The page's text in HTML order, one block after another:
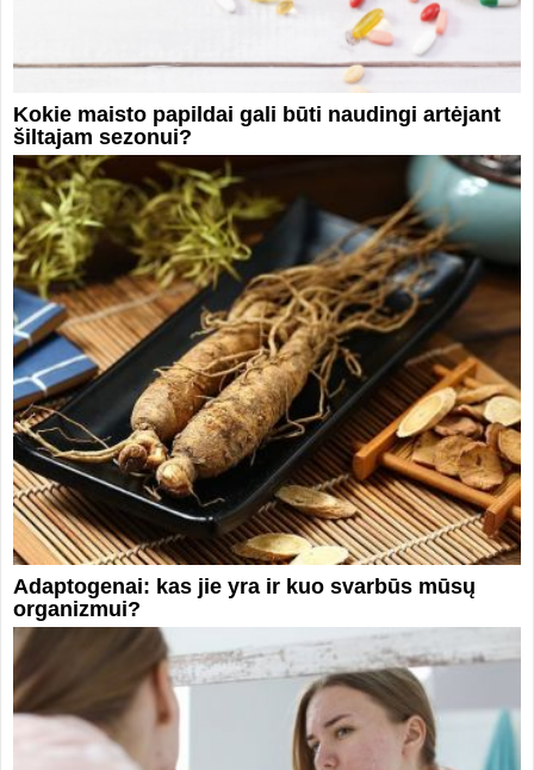
Kokie maisto papildai gali būti naudingi artėjant
šiltajam sezonui?
Adaptogenai: kas jie yra ir kuo svarbūs mūsų
organizmui?